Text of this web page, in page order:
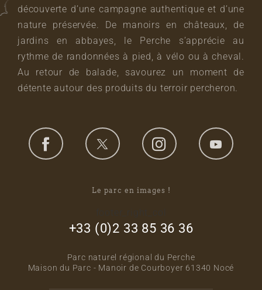
découverte d’une campagne authentique et d’une
nature préservée. De manoirs en châteaux, de
jardins en abbayes, le Perche s’apprécie au
rythme de randonnées à pied, à vélo ou à cheval.
Au retour de balade, savourez un moment de
détente autour des produits du terroir percheron.
Le parc en images !
+33 (0)2 33 85 36 36
Parc naturel régional du Perche
Maison du Parc - Manoir de Courboyer 61340 Nocé